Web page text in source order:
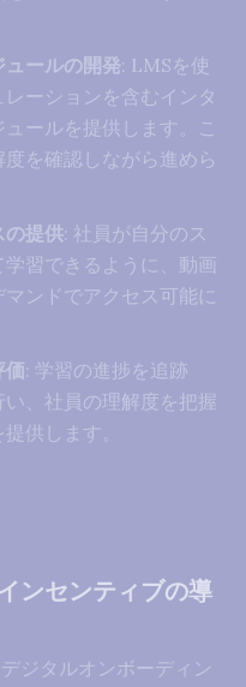
ュールの開発: LMSを使
ーションを含むインタ
ールを提供します。こ
を確認しながら進めら
の提供: 社員が自分のス
習できるように、動画
ンドでアクセス可能に
価: 学習の進捗を追跡
、社員の理解度を把握
供します。
ンセンティブの導
ジタルオンボーディン